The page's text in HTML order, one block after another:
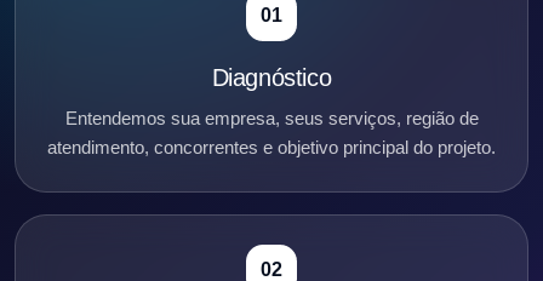
01
Diagnóstico
Entendemos sua empresa, seus serviços, região de
atendimento, concorrentes e objetivo principal do projeto.
02